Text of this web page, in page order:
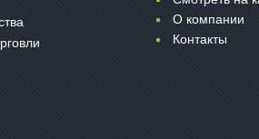
О компании
Контакты